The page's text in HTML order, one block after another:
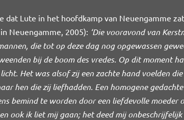
dat Lute in het hoofdkamp van Neuengamme
Neuengamme, 2005): ‘Die vooravond van
die tot op deze dag nog opgewassen
bij de boom des vredes. Op dit moment
Het was alsof zij een zachte hand voelden
hen die zij liefhadden. Een homogene
bemind te worden door een liefdevolle
ook ik liet mij gaan; het deed mij